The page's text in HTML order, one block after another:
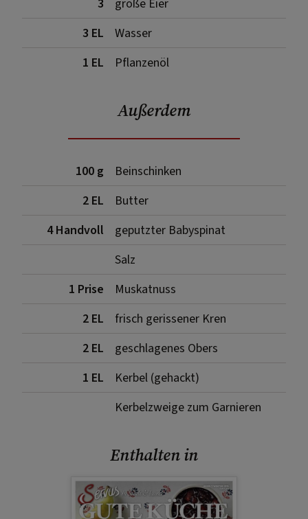
3
große Eier
3 EL
Wasser
1 EL
Pflanzenöl
Außerdem
100 g
Beinschinken
2 EL
Butter
4 Handvoll
geputzter Babyspinat
Salz
1 Prise
Muskatnuss
2 EL
frisch gerissener Kren
2 EL
geschlagenes Obers
1 EL
Kerbel (gehackt)
Kerbelzweige zum Garnieren
Enthalten in